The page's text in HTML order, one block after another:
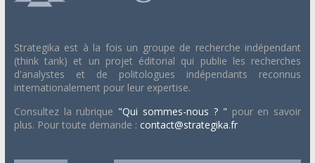
Strategika est à la fois un groupe de recherche indépendant
(think tank) et un projet éditorial qui publie les recherches
d'analystes et de politologues indépendants reconnus
internationalement pour leur expertise.
Consultez la rubrique "Qui sommes-nous ? " pour en savoir
plus. Pour toute demande : contact@strategika.fr